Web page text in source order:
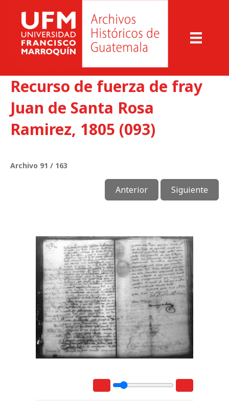
Recurso de fuerza de fray
Juan de Santa Rosa
Ramirez, 1805 (093)
Archivo 91 / 163
Anterior Siguiente